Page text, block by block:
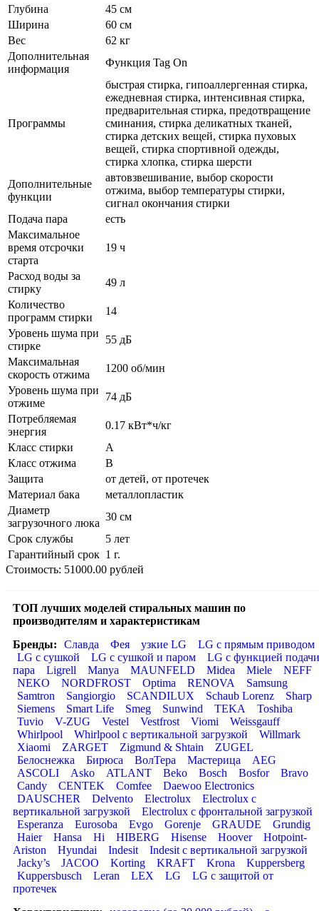
Глубина
45 см
Ширина
60 см
Вес
62 кг
Дополнительная
информация
Функция Tag On
Программы
быстрая стирка, гипоаллергенная стирка,
ежедневная стирка, интенсивная стирка,
предварительная стирка, предотвращение
сминания, стирка деликатных тканей,
стирка детских вещей, стирка пуховых
вещей, стирка спортивной одежды,
стирка хлопка, стирка шерсти
Дополнительные
функции
автовзвешивание, выбор скорости
отжима, выбор температуры стирки,
сигнал окончания стирки
Подача пара
есть
Максимальное
время отсрочки
старта
19 ч
Расход воды за
стирку
49 л
Количество
программ стирки
14
Уровень шума при
стирке
55 дБ
Максимальная
скорость отжима
1200 об/мин
Уровень шума при
отжиме
74 дБ
Потребляемая
энергия
0.17 кВт*ч/кг
Класс стирки
A
Класс отжима
B
Защита
от детей, от протечек
Материал бака
металлопластик
Диаметр
загрузочного люка
30 см
Срок службы
5 лет
Гарантийный срок 1 г.
Стоимость: 51000.00 рублей
ТОП лучших моделей стиральных машин по
производителям и характеристикам
Бренды:
Славда Фея узкие LG
LG с прямым приводом
LG с сушкой
LG с сушкой и паром
LG с функцией подачи
пара
Ligrell Manya MAUNFELD Midea Miele
NEFF
NEKO
NORDFROST Optima RENOVA
Samsung
Samtron
Sangiorgio SCANDILUX Schaub Lorenz
Sharp
Siemens
Smart Life Smeg Sunwind TEKA
Toshiba
Tuvio
V-ZUG Vestel Vestfrost Viomi
Weissgauff
Whirlpool
Whirlpool с вертикальной загрузкой
Willmark
Xiaomi
ZARGET Zigmund & Shtain
ZUGEL
Белоснежка
Бирюса ВолТера Мастерица
AEG
ASCOLI
Asko ATLANT Beko Bosch Bosfor
Bravo
Candy
CENTEK Comfee
Daewoo Electronics
DAUSCHER
Delvento Electrolux
Electrolux с
вертикальной загрузкой
Electrolux с фронтальной загрузкой
Esperanza
Eurosoba Evgo Gorenje GRAUDE
Grundig
Haier
Hansa Hi HIBERG Hisense Hoover
Hotpoint-
Ariston
Hyundai Indesit
Indesit с вертикальной загрузкой
Jacky’s
JACOO Korting KRAFT Krona
Kuppersberg
Kuppersbusch
Leran LEX LG
LG с защитой от
протечек